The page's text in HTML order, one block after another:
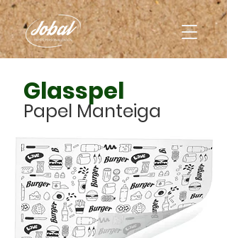
Glasspel
Papel Manteiga